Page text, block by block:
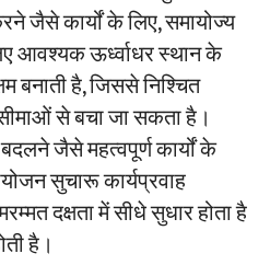
जैसे कार्यों के लिए, समायोज्य
आवश्यक ऊर्ध्वाधर स्थान के
है, जिससे निश्चित
से बचा जा सकता है।
जैसे महत्वपूर्ण कार्यों के
सुचारू कार्यप्रवाह
दक्षता में सीधे सुधार होता है
है।